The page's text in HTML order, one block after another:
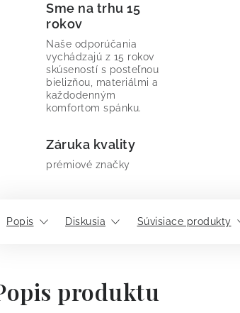
Sme na trhu 15
rokov
Naše odporúčania
vychádzajú z 15 rokov
skúseností s posteľnou
bielizňou, materiálmi a
každodenným
komfortom spánku.
Záruka kvality
prémiové značky
Popis Diskusia Súvisiace produkty
produktu